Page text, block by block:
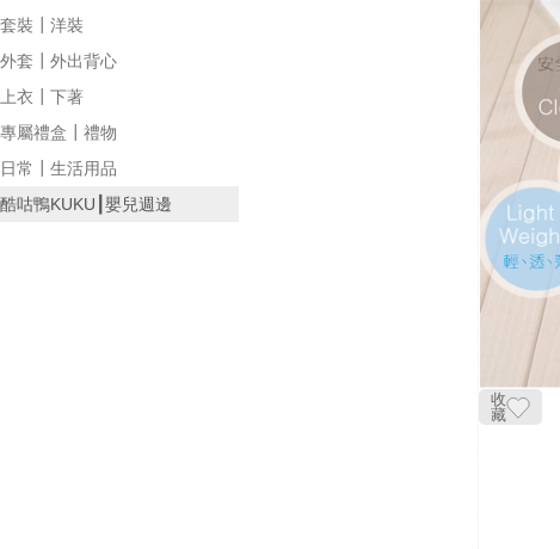
套裝┃洋裝
外套┃外出背心
上衣┃下著
專屬禮盒┃禮物
日常┃生活用品
酷咕鴨KUKU┃嬰兒週邊
收
藏